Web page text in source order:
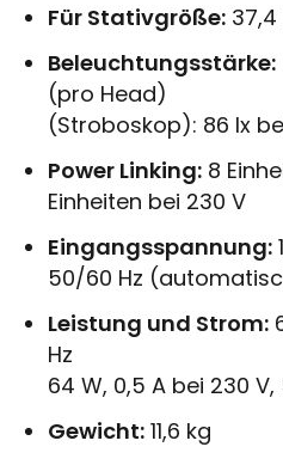
Für Stativgröße:
Beleuchtungsstärke:
(pro Head)
(Stroboskop): 86 lx
Power Linking: 8
Einheiten bei 230 V
Eingangsspannung:
50/60 Hz
Leistung und Strom:
Hz
64 W, 0,5 A bei 230 V,
Gewicht: 11,6 kg